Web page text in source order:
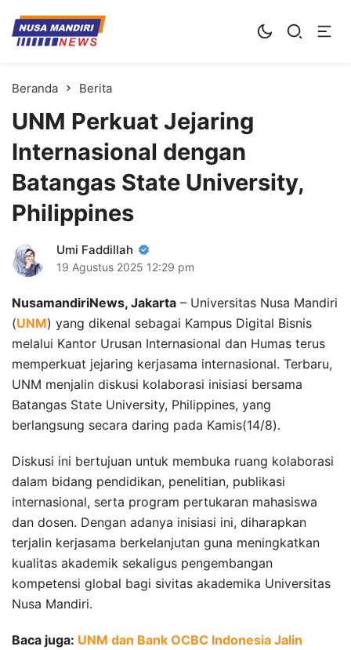
Kampus Digital Bisnis
Universitas Nusa Mandiri
Beranda Berita
UNM Perkuat Jejaring
Internasional dengan
Batangas State University,
Philippines
Umi Faddillah
19 Agustus 2025 12:29 pm
NusamandiriNews, Jakarta – Universitas Nusa Mandiri
(UNM) yang dikenal sebagai Kampus Digital Bisnis
melalui Kantor Urusan Internasional dan Humas terus
memperkuat jejaring kerjasama internasional. Terbaru,
UNM menjalin diskusi kolaborasi inisiasi bersama
Batangas State University, Philippines, yang
berlangsung secara daring pada Kamis(14/8).
Diskusi ini bertujuan untuk membuka ruang kolaborasi
dalam bidang pendidikan, penelitian, publikasi
internasional, serta program pertukaran mahasiswa
dan dosen. Dengan adanya inisiasi ini, diharapkan
terjalin kerjasama berkelanjutan guna meningkatkan
kualitas akademik sekaligus pengembangan
kompetensi global bagi sivitas akademika Universitas
Nusa Mandiri.
Baca juga: UNM dan Bank OCBC Indonesia Jalin